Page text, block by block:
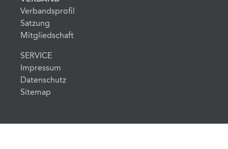
Verbandsprofil
Satzung
Mitgliedschaft
SERVICE
Impressum
Datenschutz
Sitemap